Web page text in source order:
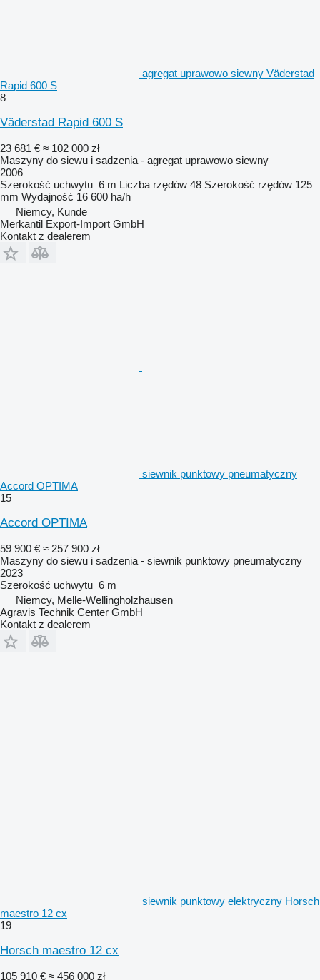
agregat uprawowo siewny Väderstad
Rapid 600 S
8
Väderstad Rapid 600 S
23 681 € ≈ 102 000 zł
Maszyny do siewu i sadzenia - agregat uprawowo siewny
2006
Szerokość uchwytu 6 m Liczba rzędów 48 Szerokość rzędów 125
mm Wydajność 16 600 ha/h
Niemcy, Kunde
Merkantil Export-Import GmbH
Kontakt z dealerem
siewnik punktowy pneumatyczny
Accord OPTIMA
15
Accord OPTIMA
59 900 € ≈ 257 900 zł
Maszyny do siewu i sadzenia - siewnik punktowy pneumatyczny
2023
Szerokość uchwytu 6 m
Niemcy, Melle-Wellingholzhausen
Agravis Technik Center GmbH
Kontakt z dealerem
siewnik punktowy elektryczny Horsch
maestro 12 cx
19
Horsch maestro 12 cx
105 910 € ≈ 456 000 zł